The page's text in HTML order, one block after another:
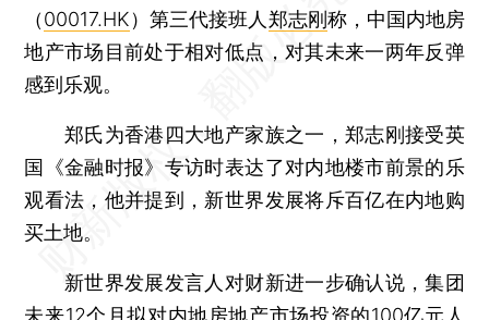
（00017.HK）第三代接班人 郑志刚称，中国内地房
地产市场目前处于相对低点，对其未来一两年反弹
感到乐观。
郑氏为香港四大地产家族之一，郑志刚接受英
国《金融时报》专访时表达了对内地楼市前景的乐
观看法，他并提到，新世界发展将斥百亿在内地购
买土地。
新世界发展发言人对财新进一步确认说，集团
未来12个月拟对内地房地产市场投资的100亿元人